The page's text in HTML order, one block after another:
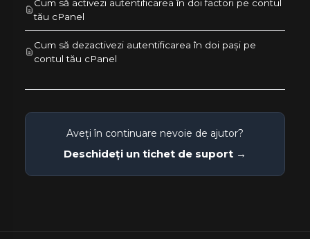
Cum să activezi autentificarea în doi factori pe contul
tău cPanel
Cum să dezactivezi autentificarea în doi pași pe
contul tău cPanel
Aveți în continuare nevoie de ajutor?
Deschideți un tichet de suport →